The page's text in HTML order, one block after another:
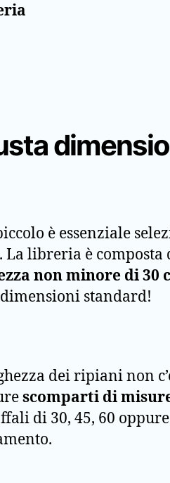
è essenziale
libreria è composta
non minore di 30
standard!
dei ripiani non
scomparti di
di 30, 45, 60